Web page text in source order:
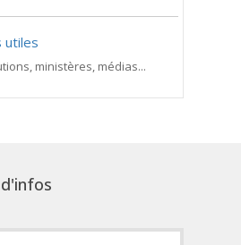
utiles
ministères, médias...